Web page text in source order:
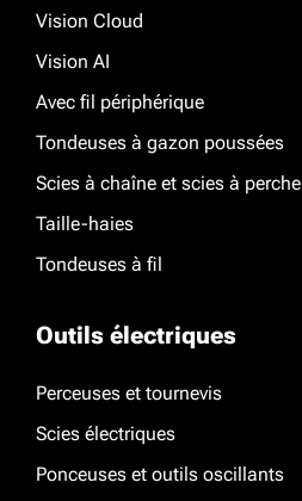
Vision Cloud
Vision AI
Avec fil périphérique
Tondeuses à gazon poussées
Scies à chaîne et scies à perche
Taille-haies
Tondeuses à fil
Outils électriques
Perceuses et tournevis
Scies électriques
Ponceuses et outils oscillants